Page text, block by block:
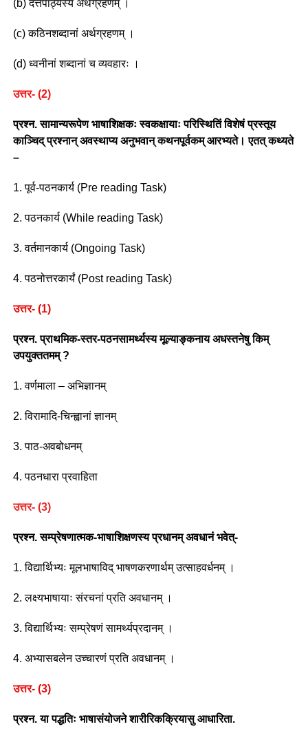
(b) दत्तपाठ्यस्य अर्थग्रहणम् ।
(c) कठिनशब्दानां अर्थग्रहणम् ।
(d) ध्वनीनां शब्दानां च व्यवहारः ।
उत्तर- (2)
प्रश्न. सामान्यरूपेण भाषाशिक्षकः स्वकक्षायाः परिस्थितिं विशेषं प्रस्तूय
काञ्चिद् प्रश्नान् अवस्थाप्य अनुभवान् कथनपूर्वकम् आरभ्यते। एतत् कथ्यते
–
1. पूर्व-पठनकार्य (Pre reading Task)
2. पठनकार्य (While reading Task)
3. वर्तमानकार्य (Ongoing Task)
4. पठनोत्तरकार्यं (Post reading Task)
उत्तर- (1)
प्रश्न. प्राथमिक-स्तर-पठनसामर्थ्यस्य मूल्याङ्कनाय अधस्तनेषु किम्
उपयुक्ततमम् ?
1. वर्णमाला – अभिज्ञानम्
2. विरामादि-चिन्ह्वानां ज्ञानम्
3. पाठ-अवबोधनम्
4. पठनधारा प्रवाहिता
उत्तर- (3)
प्रश्न. सम्प्रेषणात्मक-भाषाशिक्षणस्य प्रधानम् अवधानं भवेत्-
1. विद्यार्थिभ्यः मूलभाषाविद् भाषणकरणार्थम् उत्साहवर्धनम् ।
2. लक्ष्यभाषायाः संरचनां प्रति अवधानम् ।
3. विद्यार्थिभ्यः सम्प्रेषणं सामर्थ्यप्रदानम् ।
4. अभ्यासबलेन उच्चारणं प्रति अवधानम् ।
उत्तर- (3)
प्रश्न. या पद्धतिः भाषासंयोजने शारीरिकक्रियासु आधारिता.